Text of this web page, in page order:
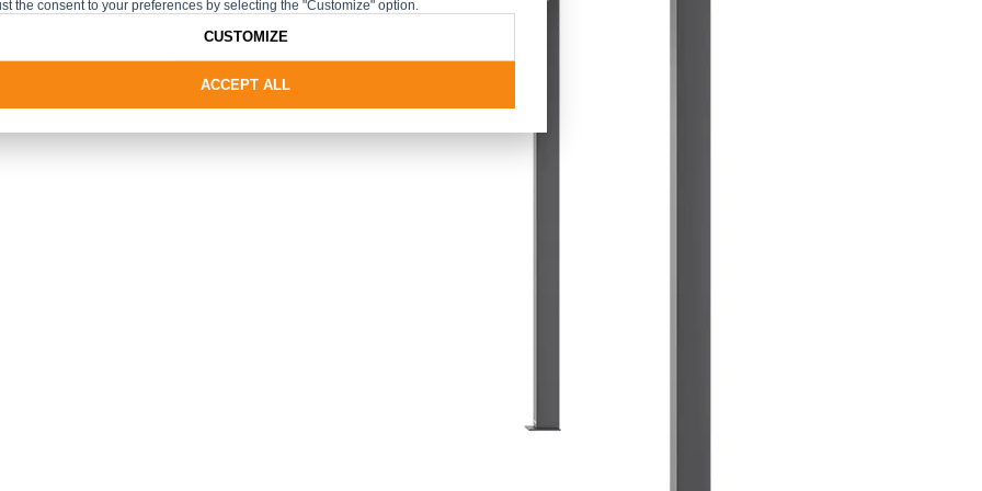
the consent to your preferences by selecting the "Customize" option.
ACCEPT ALL
CUSTOMIZE